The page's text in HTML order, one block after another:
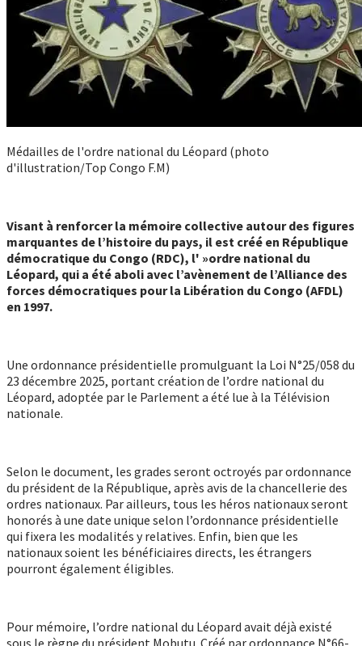
Médailles de l'ordre national du Léopard (photo
d'illustration/Top Congo F.M)
Visant à renforcer la mémoire collective autour des figures
marquantes de l’histoire du pays, il est créé en République
démocratique du Congo (RDC), l' »ordre national du
Léopard, qui a été aboli avec l’avènement de l’Alliance des
forces démocratiques pour la Libération du Congo (AFDL)
en 1997.
Une ordonnance présidentielle promulguant la Loi N°25/058 du
23 décembre 2025, portant création de l’ordre national du
Léopard, adoptée par le Parlement a été lue à la Télévision
nationale.
Selon le document, les grades seront octroyés par ordonnance
du président de la République, après avis de la chancellerie des
ordres nationaux. Par ailleurs, tous les héros nationaux seront
honorés à une date unique selon l’ordonnance présidentielle
qui fixera les modalités y relatives. Enfin, bien que les
nationaux soient les bénéficiaires directs, les étrangers
pourront également éligibles.
Pour mémoire, l’ordre national du Léopard avait déjà existé
sous le règne du président Mobutu. Créé par ordonnance N°66-